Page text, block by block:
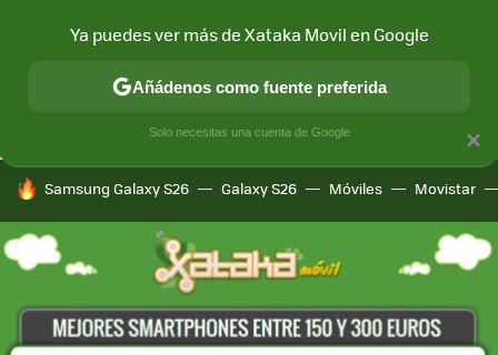
CONECTIVIDAD MÓVIL Y SOCIEDAD APLICACIONES
HOY SE HABLA DE
Samsung Galaxy S26 Galaxy S26 Móviles Movistar
×
Ya puedes ver más de Xataka Movil en Google
Añádenos como fuente preferida
Solo necesitas una cuenta de Google